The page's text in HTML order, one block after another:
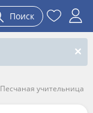
Поиск
Песчаная учительница